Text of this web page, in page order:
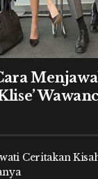
Ceritakan